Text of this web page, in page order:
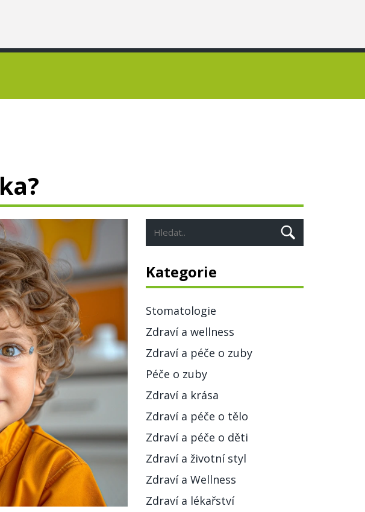
Kategorie
Stomatologie
Zdraví a wellness
Zdraví a péče o zuby
Péče o zuby
Zdraví a krása
Zdraví a péče o tělo
Zdraví a péče o děti
Zdraví a životní styl
Zdraví a Wellness
Zdraví a lékařství